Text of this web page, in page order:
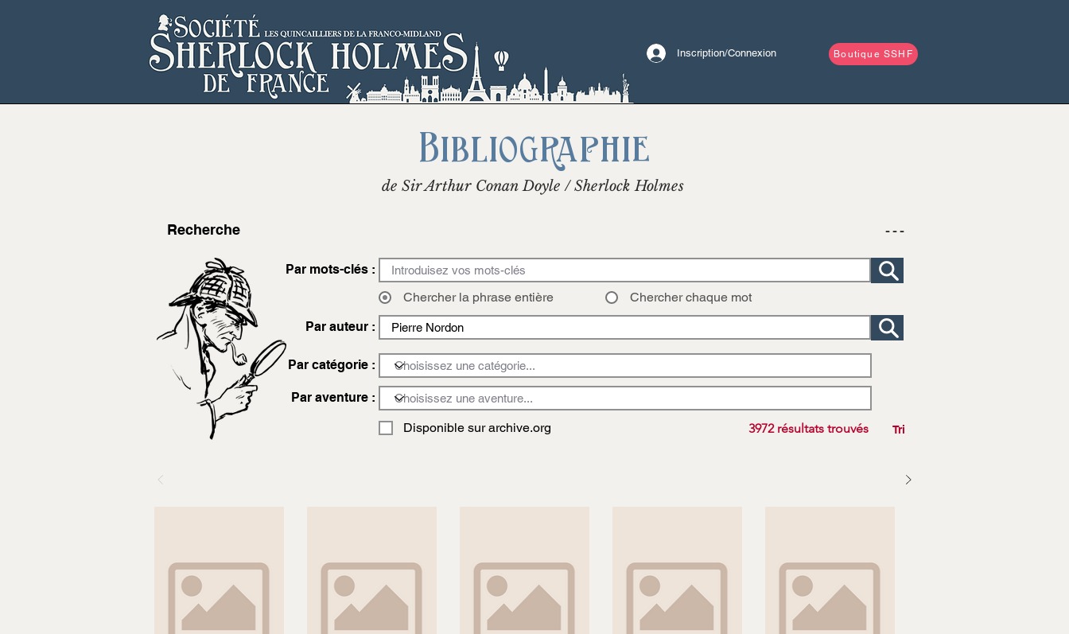
Boutique SSHF
Inscription/Connexion
Bibliographie
de Sir Arthur Conan Doyle / Sherlock Holmes
Recherche - - -
Par mots-clés :
Par auteur :
Par catégorie :
Par aventure :
Chercher la phrase entière Chercher chaque mot
Disponible sur archive.org 3972 résultats trouvés Tri